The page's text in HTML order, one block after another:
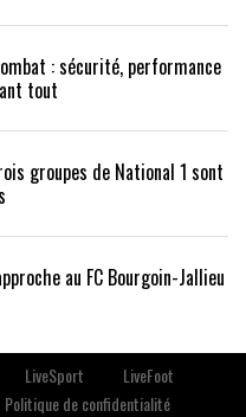
: sécurité, performance
tout
groupes de National 1 sont
au FC Bourgoin-Jallieu
LiveSport
LiveFoot
Politique de confidentialité